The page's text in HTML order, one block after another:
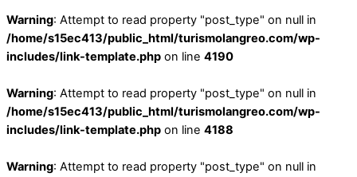
Warning: Attempt to read property "post_type" on null in
/home/s15ec413/public_html/turismolangreo.com/wp-
includes/link-template.php on line 4190
Warning: Attempt to read property "post_type" on null in
/home/s15ec413/public_html/turismolangreo.com/wp-
includes/link-template.php on line 4188
Warning: Attempt to read property "post_type" on null in